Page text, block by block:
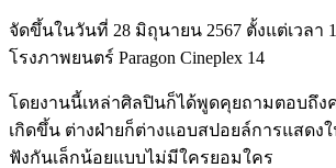
จัดขึ้นในวันที่ 28 มิถุนายน 2567 ตั้งแต่เวลา
โรงภาพยนตร์ Paragon Cineplex 14
โดยงานนี้เหล่าศิลปินก็ได้พูดคุยถามตอบถึง
เกิดขึ้น ต่างฝ่ายก็ต่างแอบสปอยล์การแสดง
ฟังกันเล็กน้อยแบบไม่มีใครยอมใคร